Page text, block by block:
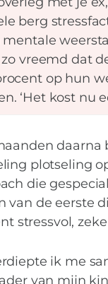
berg
mentale
vreemd dat
op hun
‘Het kost nu
plotseling
die
van de eerste
stressvol,
ik me
van mijn